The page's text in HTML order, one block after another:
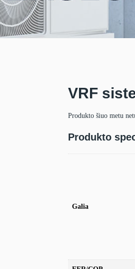
VRF
Produkto šiuo metu
Produkto
Galia